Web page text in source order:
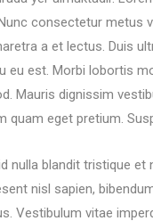
consectetur metus
a et lectus. Duis
eu est. Morbi lobortis
Mauris dignissim
quam eget pretium.
nulla blandit tristique et
nisl sapien,
Vestibulum vitae